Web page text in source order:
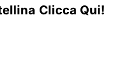
Clicca Qui!